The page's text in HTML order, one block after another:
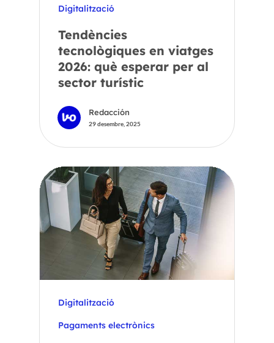
Digitalització
Tendències
tecnològiques en viatges
2026: què esperar per al
sector turístic
Redacción
29 desembre, 2025
Digitalització
Pagaments electrònics